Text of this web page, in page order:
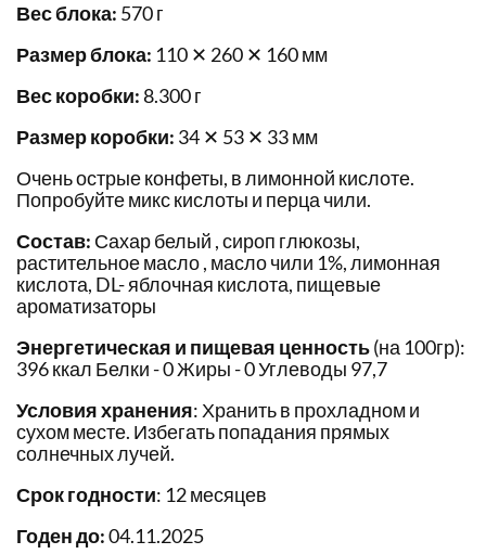
Вес блока: 570 г
Размер блока: 110 ✕ 260 ✕ 160 мм
Вес коробки:8.300 г
Размер коробки: 34 ✕ 53 ✕ 33 мм
Очень острые конфеты, в лимонной кислоте.
Попробуйте микс кислоты и перца чили.
Состав: Сахар белый , сироп глюкозы,
растительное масло , масло чили 1%, лимонная
кислота, DL- яблочная кислота, пищевые
ароматизаторы
Энергетическая и пищевая ценность(на 100гр):
396 ккал Белки - 0 Жиры - 0 Углеводы 97,7
Условия хранения: Хранить в прохладном и
сухом месте. Избегать попадания прямых
солнечных лучей.
Срок годности: 12 месяцев
Годен до:04.11.2025